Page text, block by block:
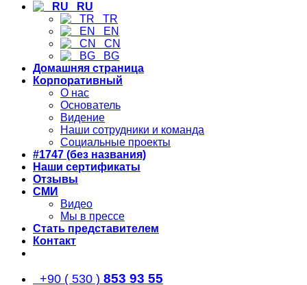
RU
TR
EN
CN
BG
Домашняя страница
Корпоративный
О нас
Основатель
Видение
Наши сотрудники и команда
Социальные проекты
#1747 (без названия)
Наши сертификаты
Отзывы
СМИ
Видео
Мы в прессе
Стать представителем
Контакт
+90 ( 530 ) 853 93 55